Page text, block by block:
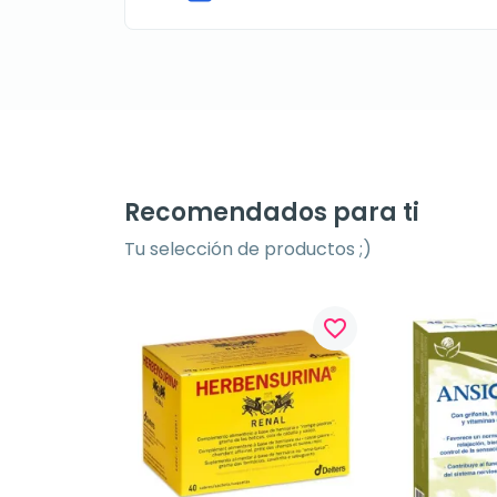
Recomendados para ti
Tu selección de productos ;)
favorite_border